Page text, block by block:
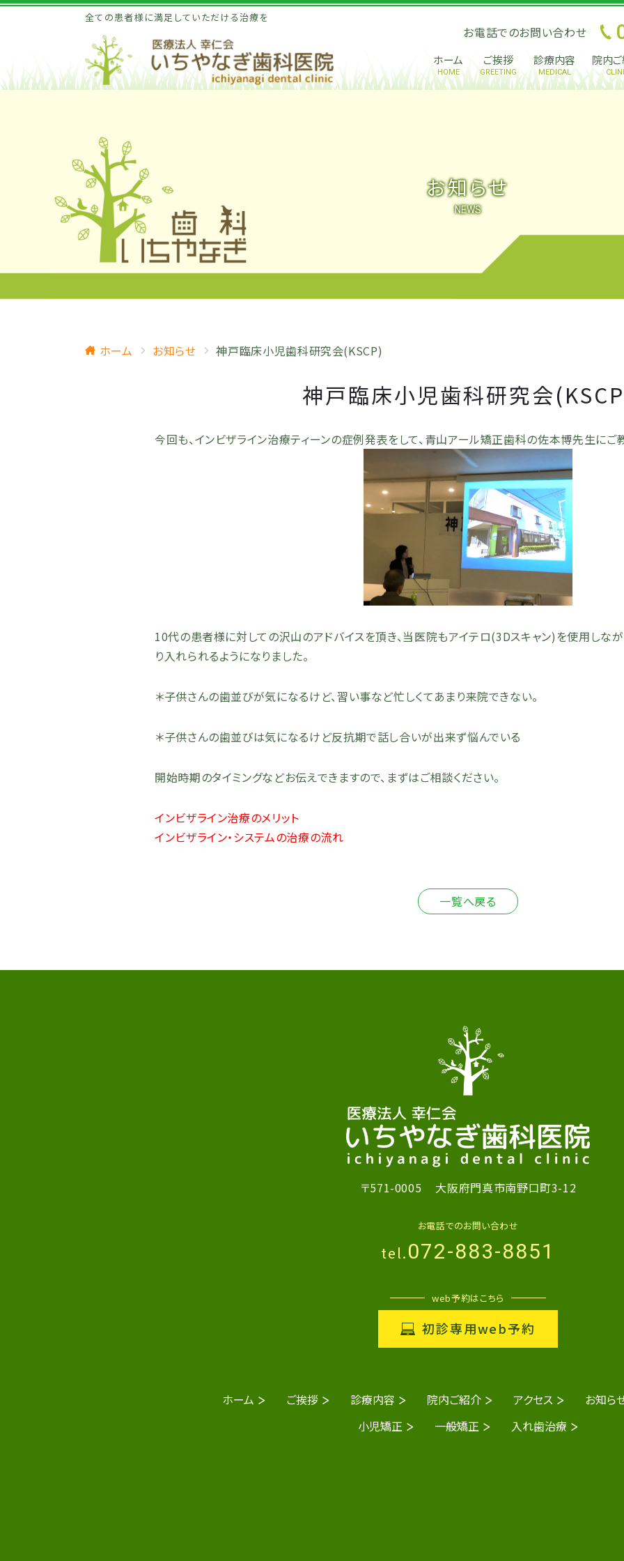
全ての患者様に満足していただける治療を
お電話でのお問い合わせ
ホーム
HOME
ご挨拶
GREETING
診療内容
MEDICAL
院内
お知らせ
NEWS
ホーム お知らせ 神戸臨床小児歯科研究会(KSCP)
神戸臨床小児歯科研究会
今回も、インビザライン治療ティーンの症例発表をして、青山アール矯正歯科の佐本博先生にご
10代の患者様に対しての沢山のアドバイスを頂き、当医院もアイテロ(3Dスキャン)を使用しなが
り入れられるようになりました。
＊子供さんの歯並びが気になるけど、習い事など忙しくてあまり来院できない。
＊子供さんの歯並びは気になるけど反抗期で話し合いが出来ず悩んでいる
開始時期のタイミングなどお伝えできますので、まずはご相談ください。
インビザライン治療のメリット
インビザライン・システムの治療の流れ
一覧へ戻る
〒571-0005 大阪府門真市南野口町3-12
お電話でのお問い合わせ
tel.072-883-8851
web予約はこちら
初診専用web予約
ホーム ご挨拶
診療内容
小児矯正
一般矯正 入れ歯治療
院内ご紹介 アクセス お知ら